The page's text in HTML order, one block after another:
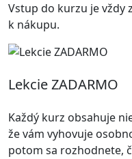
Vstup do kurzu je vždy
k nákupu.
Lekcie ZADARMO
Každý kurz obsahuje
že vám vyhovuje
potom sa rozhodnete,